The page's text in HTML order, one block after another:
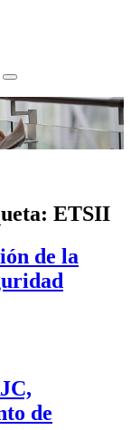
ETSII
de la
de